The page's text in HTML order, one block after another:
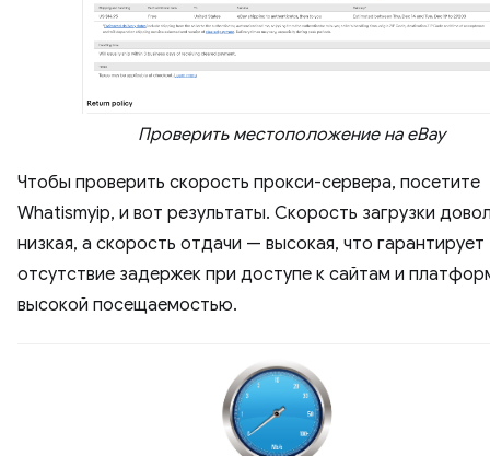
Проверить местоположение на eBay
Чтобы проверить скорость прокси-сервера, посетите
Whatismyip, и вот результаты. Скорость загрузки
низкая, а скорость отдачи — высокая, что гарантирует
отсутствие задержек при доступе к сайтам и
высокой посещаемостью.